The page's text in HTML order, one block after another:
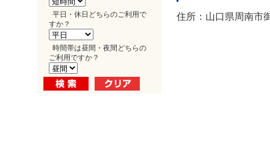
平日・休日どちらのご利用で
すか？
時間帯は昼間・夜間どちらの
ご利用ですか？
住所：山口県周南市